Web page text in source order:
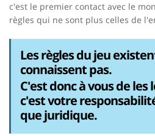
c'est le premier contact avec le
règles qui ne sont plus celles de
Les règles du jeu
connaissent pas.
C'est donc à vous de les
c'est votre
que juridique.